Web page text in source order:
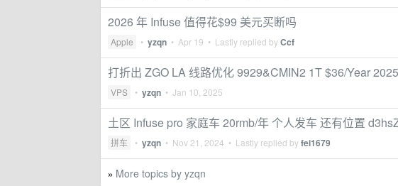
2026 年 Infuse 值得花$99 美元买断吗
Apple • yzqn • Apr 19 • Lastly replied byCcf
打折出 ZGO LA 线路优化 9929&CMIN2 1T $36/Year
VPS • yzqn • Jan 10, 2025
土区 Infuse pro 家庭车 20rmb/年 个人发车 还有位置
拼车 • yzqn • Nov 21, 2024 • Lastly replied byfei1679
» More topics by yzqn